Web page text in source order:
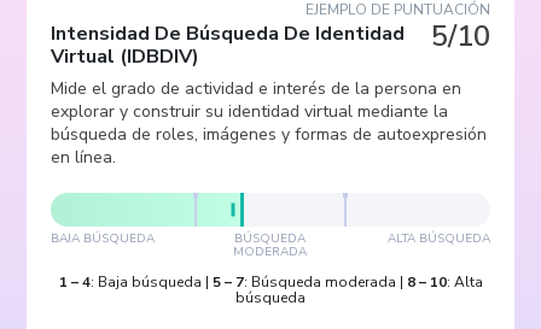
EJEMPLO DE PUNTUACIÓN
5/10
Intensidad De Búsqueda De Identidad
Virtual (IDBDIV)
Mide el grado de actividad e interés de la persona en
explorar y construir su identidad virtual mediante la
búsqueda de roles, imágenes y formas de autoexpresión
en línea.
BAJA BÚSQUEDA BÚSQUEDA
MODERADA
ALTA BÚSQUEDA
1 –4: Baja búsqueda | 5– 7: Búsqueda moderada | 8– 10: Alta
búsqueda